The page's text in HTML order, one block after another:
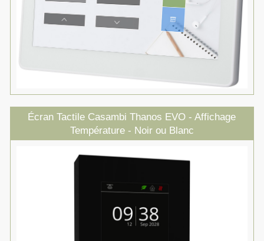
Écran Tactile Casambi Thanos EVO - Affichage
Température - Noir ou Blanc